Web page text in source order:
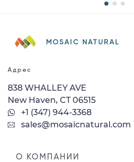
MOSAIC NATURAL
Адрес
838 WHALLEY AVE
New Haven, CT 06515
+1 (347) 944-3368
sales@mosaicnatural.com
О КОМПАНИИ